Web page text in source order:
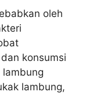
oleh
konsumsi
lambung
lambung,